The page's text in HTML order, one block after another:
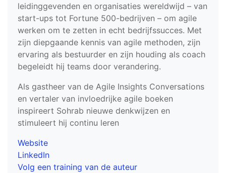
leidinggevenden en organisaties wereldwijd – van
start-ups tot Fortune 500-bedrijven – om agile
werken om te zetten in echt bedrijfssucces. Met
zijn diepgaande kennis van agile methoden, zijn
ervaring als bestuurder en zijn houding als coach
begeleidt hij teams door verandering.
Als gastheer van de Agile Insights Conversations
en vertaler van invloedrijke agile boeken
inspireert Sohrab nieuwe denkwijzen en
stimuleert hij continu leren
Website
LinkedIn
Volg een training van de auteur